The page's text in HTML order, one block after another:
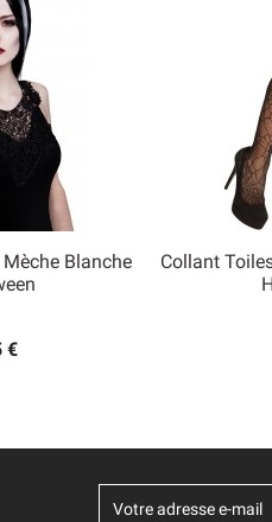
Blanche
€
rapide
Collant